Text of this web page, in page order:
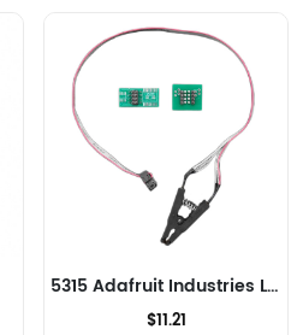
5315 Adafruit Industries LLC Clips CI
$11.21